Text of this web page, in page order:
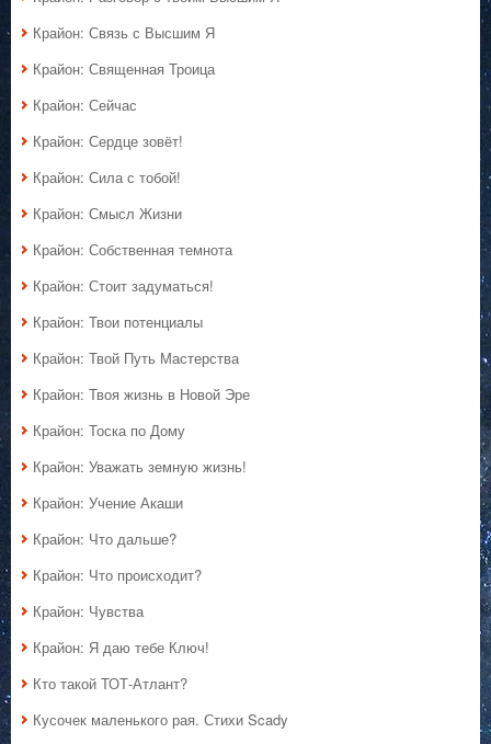
Крайон: Связь с Высшим Я
Крайон: Священная Троица
Крайон: Сейчас
Крайон: Сердце зовёт!
Крайон: Сила с тобой!
Крайон: Смысл Жизни
Крайон: Собственная темнота
Крайон: Стоит задуматься!
Крайон: Твои потенциалы
Крайон: Твой Путь Мастерства
Крайон: Твоя жизнь в Новой Эре
Крайон: Тоска по Дому
Крайон: Уважать земную жизнь!
Крайон: Учение Акаши
Крайон: Что дальше?
Крайон: Что происходит?
Крайон: Чувства
Крайон: Я даю тебе Ключ!
Кто такой ТОТ-Атлант?
Кусочек маленького рая. Стихи Scady